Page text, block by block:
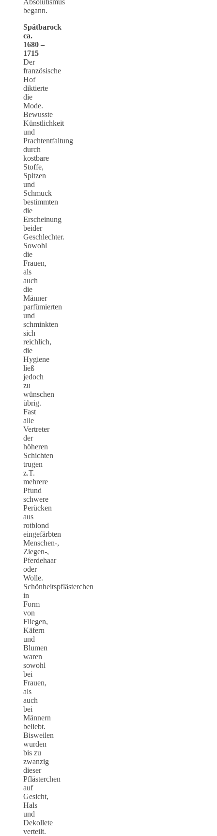
begann.
Spätbarock
ca.
1680 –
1715
Der
französische
Hof
diktierte
die
Mode.
Bewusste
Künstlichkeit
und
Prachtentfaltung
durch
kostbare
Stoffe,
Spitzen
und
Schmuck
bestimmten
die
Erscheinung
beider
Geschlechter.
Sowohl
die
Frauen,
als
auch
die
Männer
parfümierten
und
schminkten
sich
reichlich,
die
Hygiene
ließ
jedoch
zu
wünschen
übrig.
Fast
alle
Vertreter
der
höheren
Schichten
trugen
z.T.
mehrere
Pfund
schwere
Perücken
aus
rotblond
eingefärbten
Menschen-,
Ziegen-,
Pferdehaar
oder
Wolle.
Schönheitspflästerchen
in
Form
von
Fliegen,
Käfern
und
Blumen
waren
sowohl
bei
Frauen,
als
auch
bei
Männern
beliebt.
Bisweilen
wurden
bis zu
zwanzig
dieser
Pflästerchen
auf
Gesicht,
Hals
und
Dekollete
verteilt.